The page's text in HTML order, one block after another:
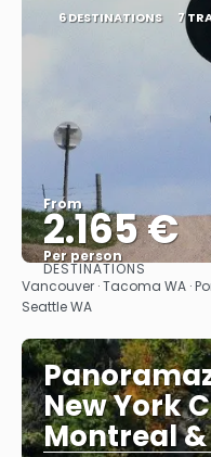
6 DESTINATIONS 7
From
2.165 €
Per person
DESTINATIONS
Vancouver · Tacoma WA ·
Seattle WA
New York
Montreal